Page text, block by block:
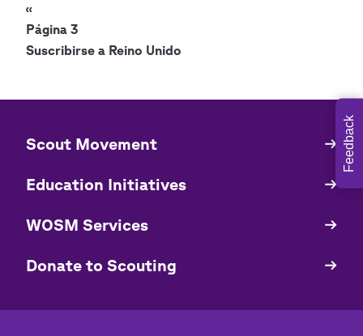
Paginación
Página
anterior
‹‹
Página 3
Suscribirse a Reino Unido
Quick
​​Scout Movement
Education Initiatives
WOSM Services
​​Donate to Scouting
Feedback